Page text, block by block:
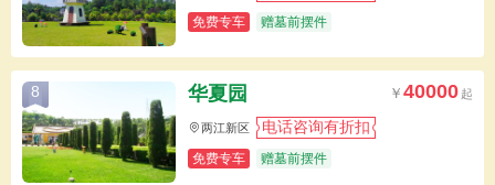
免费专车 赠墓前摆件
8 华夏园 40000
两江新区 电话咨询有折扣
免费专车 赠墓前摆件